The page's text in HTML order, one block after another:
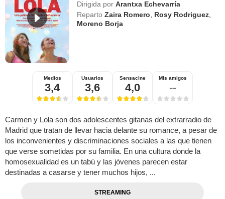
Dirigida por Arantxa Echevarría
Reparto Zaira Romero Rosy Rodriguez
Moreno Borja
Medios
3,4
Usuarios
3,6
Sensacine
4,0
Mis amigos
--
Carmen y Lola son dos adolescentes gitanas del extrarradio de
Madrid que tratan de llevar hacia delante su romance, a pesar de
los inconvenientes y discriminaciones sociales a las que tienen
que verse sometidas por su familia. En una cultura donde la
homosexualidad es un tabú y las jóvenes parecen estar
destinadas a casarse y tener muchos hijos, ...
STREAMING